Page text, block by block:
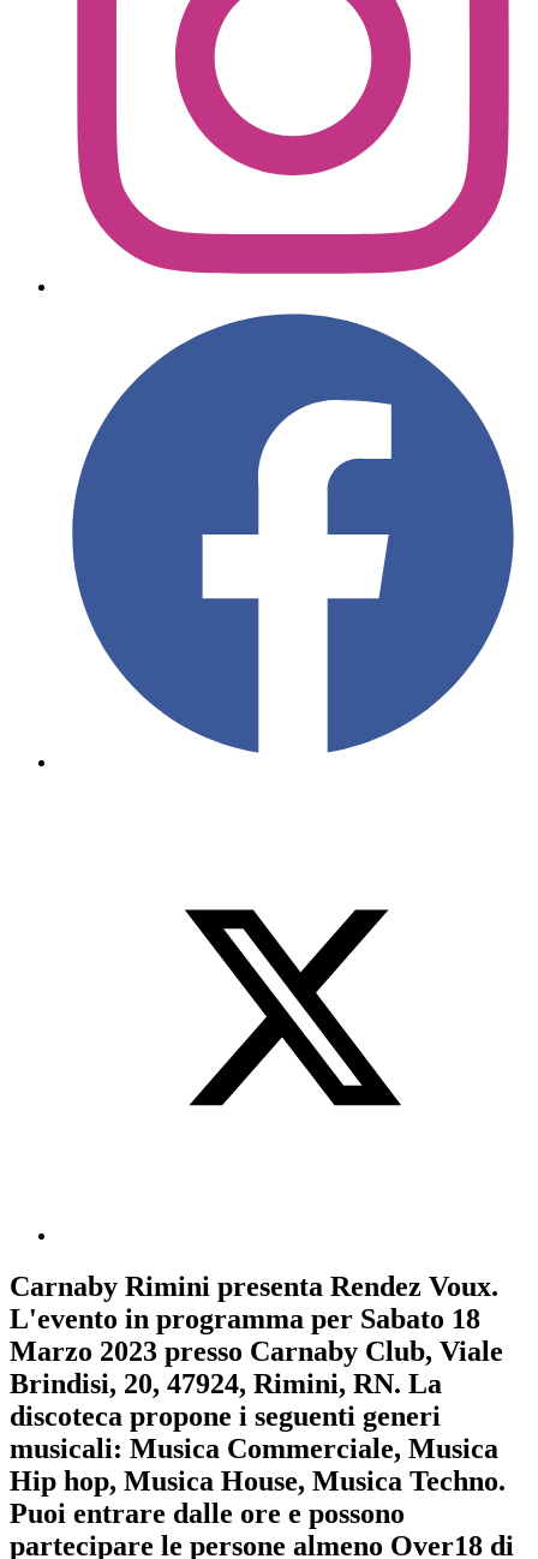
Carnaby Rimini presenta Rendez Voux.
L'evento in programma per Sabato 18
Marzo 2023 presso Carnaby Club, Viale
Brindisi, 20, 47924, Rimini, RN. La
discoteca propone i seguenti generi
musicali: Musica Commerciale, Musica
Hip hop, Musica House, Musica Techno.
Puoi entrare dalle ore e possono
partecipare le persone almeno Over18 di